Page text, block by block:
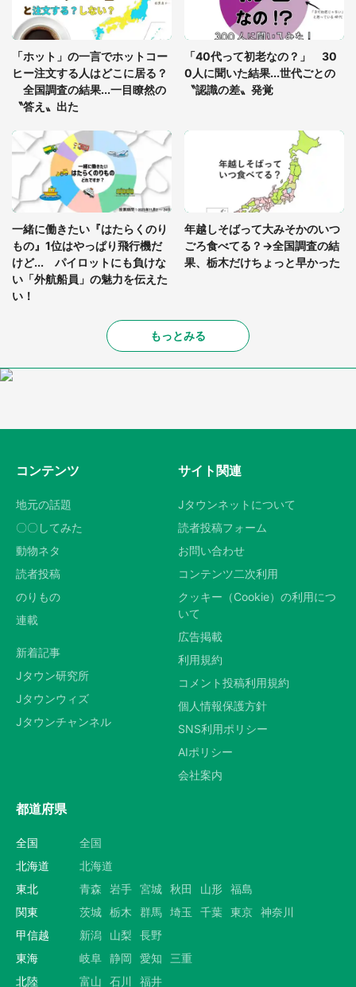
「修学旅行に途中参加する娘を送って行ったら、真
っ暗な道で遭難状態。なんとか見つけた民家に助け
を求めると、住人の男性が...」
「ホット」の一言でホットコー
ヒー注文する人はどこに居る？
全国調査の結果...一目瞭然の
〝答え〟出た
「40代って初老なの？」 30
0人に聞いた結果...世代ごとの
〝認識の差〟発覚
一緒に働きたい『はたらくのり
もの』1位はやっぱり飛行機だ
けど... パイロットにも負けな
い「外航船員」の魅力を伝えた
い！
年越しそばって大みそかのいつ
ごろ食べてる？→全国調査の結
果、栃木だけちょっと早かった
もっとみる
コンテンツ
地元の話題
〇〇してみた
動物ネタ
読者投稿
のりもの
連載
新着記事
Jタウン研究所
Jタウンウィズ
Jタウンチャンネル
サイト関連
Jタウンネットについて
読者投稿フォーム
お問い合わせ
コンテンツ二次利用
クッキー（Cookie）の利用につ
いて
広告掲載
利用規約
コメント投稿利用規約
個人情報保護方針
SNS利用ポリシー
AIポリシー
会社案内
都道府県
全国
全国
北海道
北海道
東北
青森 岩手 宮城 秋田 山形 福島
関東
茨城 栃木 群馬 埼玉 千葉 東京 神奈川
甲信越
新潟 山梨
長野
東海
岐阜 静岡 愛知
三重
北陸
富山 石川 福井